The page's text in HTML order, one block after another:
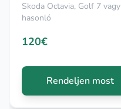
Skoda Octavia, Golf 7 vagy
hasonló
120€
Rendeljen most